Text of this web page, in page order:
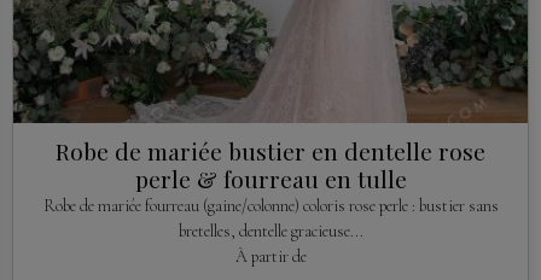
Robe de mariée bustier en dentelle rose
perle & fourreau en tulle
Robe de mariée fourreau (gaine/colonne) coloris rose perle : bustier sans
bretelles, dentelle gracieuse...
À partir de